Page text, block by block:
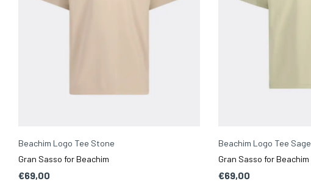
Beachim Logo Tee Stone
Gran Sasso for Beachim
€69,00
Beachim Logo Tee Sage
Gran Sasso for Beachim
€69,00